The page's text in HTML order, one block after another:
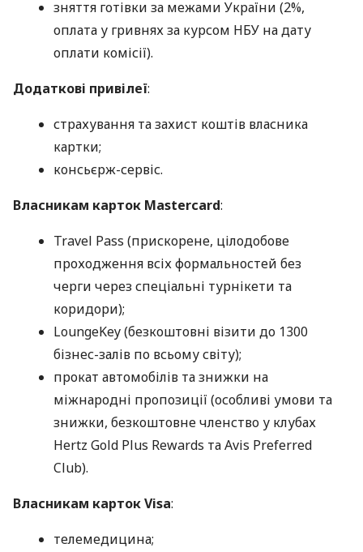
зняття готівки за межами України (2%,
оплата у гривнях за курсом НБУ на дату
оплати комісії).
Додаткові привілеї:
страхування та захист коштів власника
картки;
консьєрж-сервіс.
Власникам карток Mastercard:
Travel Pass (прискорене, цілодобове
проходження всіх формальностей без
черги через спеціальні турнікети та
коридори);
LoungeKey (безкоштовні візити до 1300
бізнес-залів по всьому світу);
прокат автомобілів та знижки на
міжнародні пропозиції (особливі умови та
знижки, безкоштовне членство у клубах
Hertz Gold Plus Rewards та Avis Preferred
Club).
Власникам карток Visa:
телемедицина;